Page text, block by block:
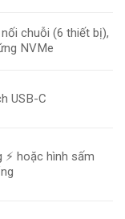
chuỗi (6 thiết bị),
NVMe
USB-C
⚡ hoặc hình sấm